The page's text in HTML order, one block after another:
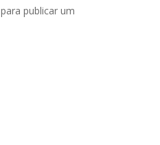
para publicar um